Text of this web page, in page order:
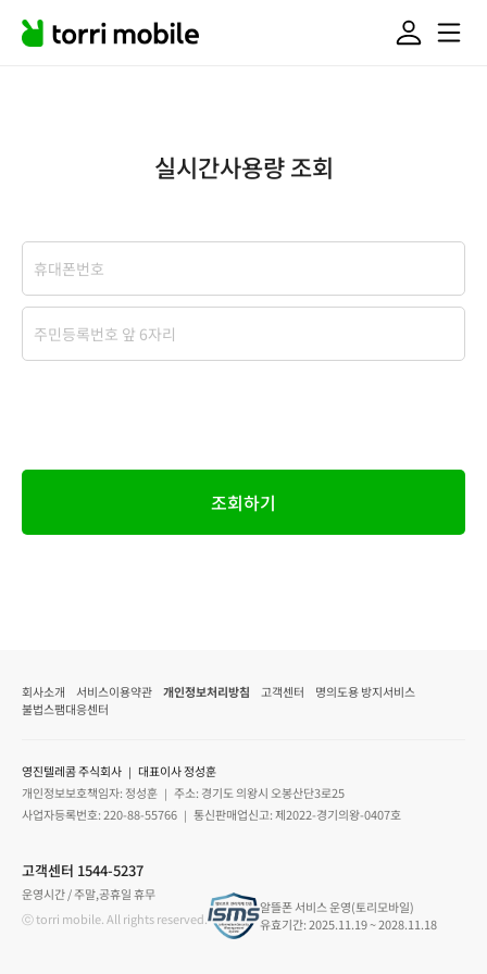
실시간사용량 조회
조회하기
회사소개 서비스이용약관 개인정보처리방침 고객센터
명의도용 방지서비스
불법스팸대응센터
영진텔레콤 주식회사 ｜ 대표이사 정성훈
개인정보보호책임자: 정성훈 ｜ 주소: 경기도 의왕시 오봉산단3로25
사업자등록번호: 220-88-55766 ｜ 통신판매업신고: 제2022-경기의왕-0407호
고객센터 1544-5237
운영시간 / 주말,공휴일 휴무
ⓒ torri mobile. All rights reserved.
알뜰폰 서비스 운영(토리모바일)
유효기간: 2025.11.19 ~ 2028.11.18